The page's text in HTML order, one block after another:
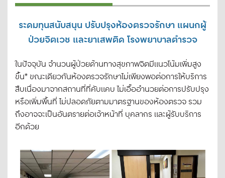
ระดมทุนสนับสนุน ปรับปรุงห้องตรวจรักษา แผนกผู้
ป่วยจิตเวช และยาเสพติด โรงพยาบาลตำรวจ
ในปัจจุบัน จำนวนผู้ป่วยด้านทางสุขภาพจิตมีแนวโน้มเพิ่มสูง
ขึ้น* ขณะเดียวกันห้องตรวจรักษาไม่เพียงพอต่อการให้บริการ
สืบเนื่องมาจากสถานที่ที่คับแคบ ไม่เอื้ออำนวยต่อการปรับปรุง
หรือเพิ่มพื้นที่ ไม่ปลอดภัยตามมาตรฐานของห้องตรวจ รวม
ถึงอาจจะเป็นอันตรายต่อเจ้าหน้าที่ บุคลากร และผู้รับบริการ
อีกด้วย